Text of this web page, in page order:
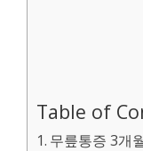
Table of
무릎통증 3개